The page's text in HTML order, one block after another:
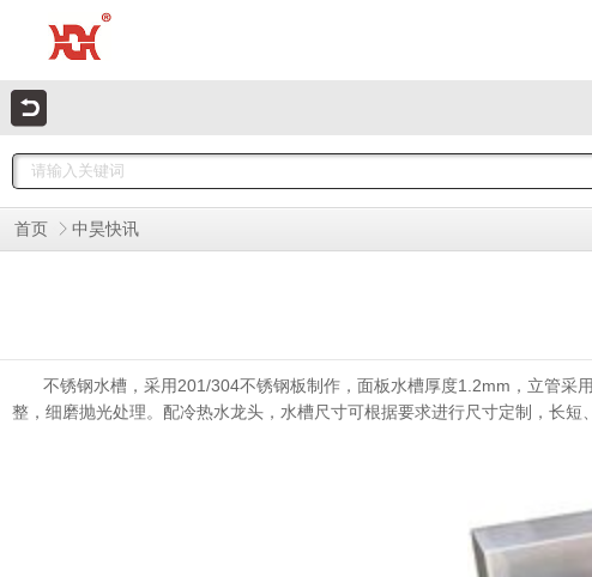
首页 中昊快讯
不锈钢水槽，采用201/304不锈钢板制作，面板水槽厚度1.2mm，立管
整，细磨抛光处理。配冷热水龙头，水槽尺寸可根据要求进行尺寸定制，长短